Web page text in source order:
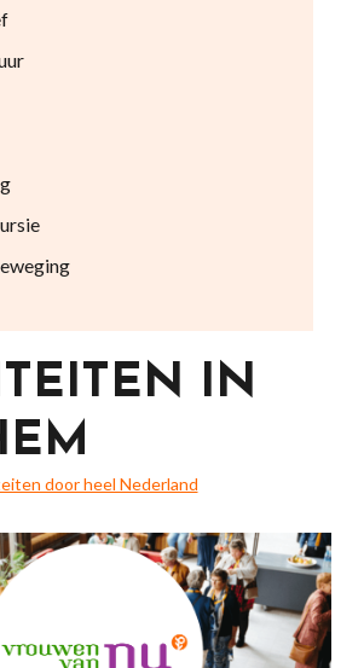
IN
door heel Nederland